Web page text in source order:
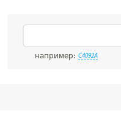
например: C4092A